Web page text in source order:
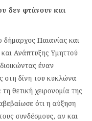
δεν φτάνουν και
δήμαρχος Παιανίας και
Ανάπτυξης Υμηττού
έναν
στη δίνη του κυκλώνα
θετική χειρονομία της
ότι η αύξηση
συνδέσμους, αν και